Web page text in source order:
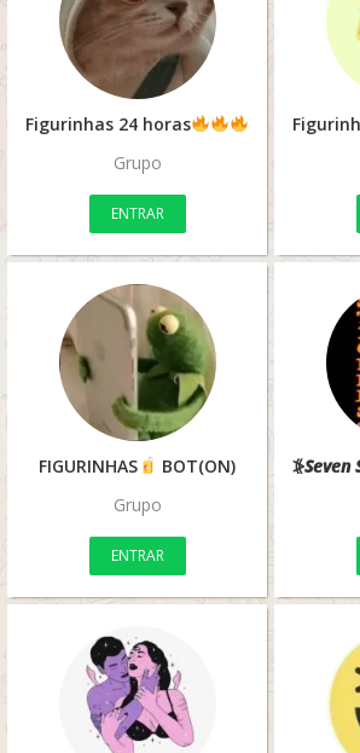
Figurinhas 24 horas
Grupo
ENTRAR
FIGURINHAS
BOT(ON)
Grupo
ENTRAR